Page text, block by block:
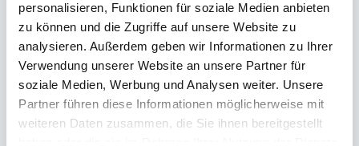
personalisieren, Funktionen für soziale Medien anbieten
zu können und die Zugriffe auf unsere Website zu
analysieren. Außerdem geben wir Informationen zu Ihrer
Verwendung unserer Website an unsere Partner für
soziale Medien, Werbung und Analysen weiter. Unsere
Partner führen diese Informationen möglicherweise mit
weiteren Daten zusammen, die Sie ihnen bereitgestellt
Sie könnten auch an folgenden Artikeln
interessiert sein